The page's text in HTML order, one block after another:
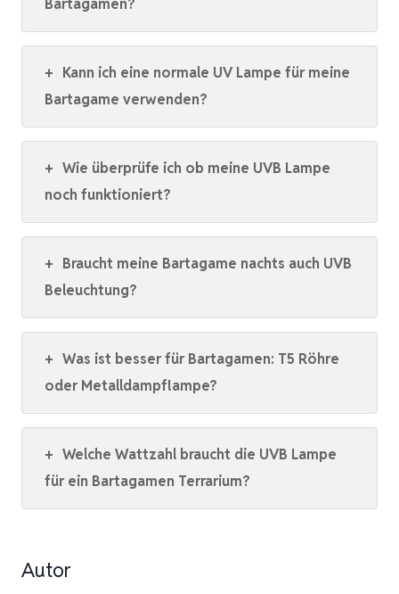
Bartagamen?
+ Kann ich eine normale UV Lampe für meine
Bartagame verwenden?
+ Wie überprüfe ich ob meine UVB Lampe
noch funktioniert?
+ Braucht meine Bartagame nachts auch UVB
Beleuchtung?
+ Was ist besser für Bartagamen: T5 Röhre
oder Metalldampflampe?
+ Welche Wattzahl braucht die UVB Lampe
für ein Bartagamen Terrarium?
Autor